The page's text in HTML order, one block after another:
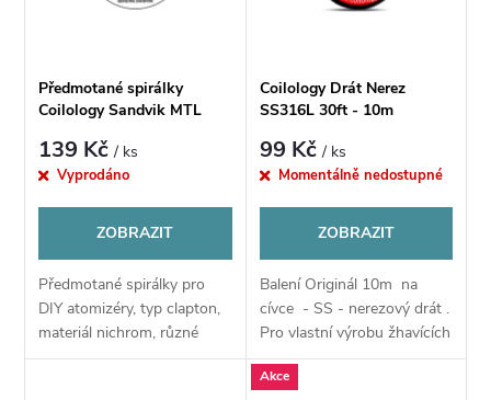
í
p
r
d
u
s
p
r
o
d
u
Předmotané spirálky
Coilology Sandvik MTL
139 Kč/ ks
Vyprodáno
ZOBRAZIT
Předmotané spirálky pro
DIY atomizéry, typ clapton,
materiál nichrom, různé
odpory, vhodné pro MTL
Coilology Drát Nerez
SS316L 30ft - 10m
99 Kč/ ks
Momentálně nedostupné
ZOBRAZIT
Balení Originál 10m na
cívce - SS - nerezový drát .
Pro vlastní výrobu žhavících
spirál atomizérů. Vhodné
pro SUBOHM
Akce